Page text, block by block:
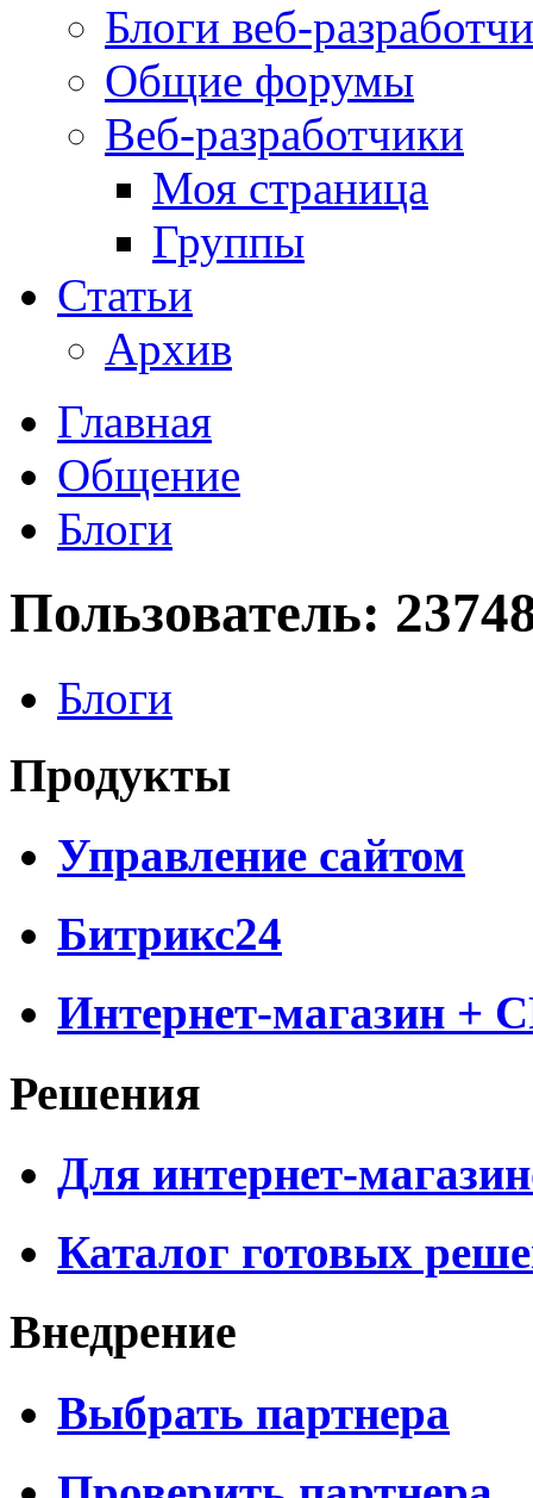
Блоги веб-
Общие форумы
Веб-разработчики
Моя страница
Группы
Статьи
Архив
Главная
Общение
Блоги
Пользователь:
Блоги
Продукты
Управление сайтом
Битрикс24
Интернет-магазин +
Решения
Для интернет-
Каталог готовых
Внедрение
Выбрать партнера